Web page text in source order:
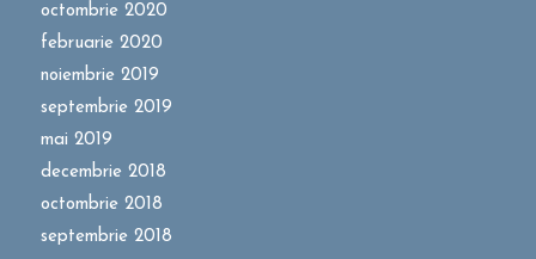
octombrie 2020
februarie 2020
noiembrie 2019
septembrie 2019
mai 2019
decembrie 2018
octombrie 2018
septembrie 2018